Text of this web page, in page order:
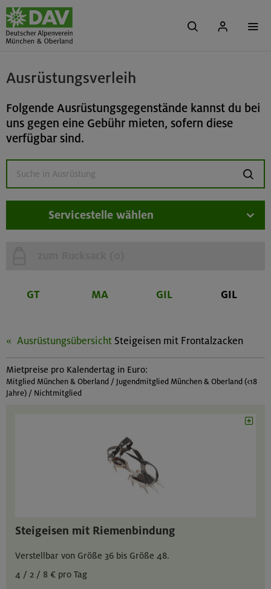
Ausrüstungsverleih
Folgende Ausrüstungsgegenstände kannst du bei
uns gegen eine Gebühr mieten, sofern diese
verfügbar sind.
suchen
Servicestelle wählen
GT MA GIL GIL
Ausrüstungsübersicht Steigeisen mit Frontalzacken
Mietpreise pro Kalendertag in Euro:
Mitglied München & Oberland / Jugendmitglied München & Oberland (<18
Jahre) / Nichtmitglied
Steigeisen mit Riemenbindung
Verstellbar von Größe 36 bis Größe 48.
4 / 2 / 8 € pro Tag